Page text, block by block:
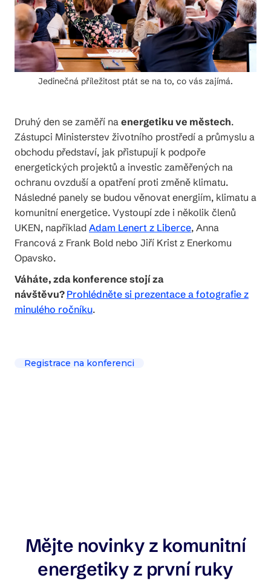
Jedinečná příležitost ptát se na to, co vás zajímá.
Druhý den se zaměří na energetiku ve městech.
Zástupci Ministerstev životního prostředí a průmyslu a
obchodu představí, jak přistupují k podpoře
energetických projektů a investic zaměřených na
ochranu ovzduší a opatření proti změně klimatu.
Následné panely se budou věnovat energiím, klimatu a
komunitní energetice. Vystoupí zde i několik členů
UKEN, například Adam Lenert z Liberce, Anna
Francová z Frank Bold nebo Jiří Krist z Enerkomu
Opavsko.
Váháte, zda konference stojí za
návštěvu? Prohlédněte si prezentace a fotografie z
minulého ročníku.
Registrace na konferenci
Mějte novinky z komunitní
energetiky z první ruky